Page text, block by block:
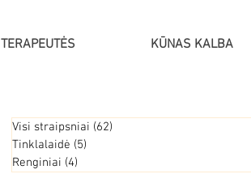
TERAPEUTĖS KŪNAS KALBA
Visi straipsniai (62)
Tinklalaidė (5)
Renginiai (4)